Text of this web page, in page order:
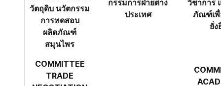
วัตถุดิบ นวัตกรรม
การทดสอบ
ผลิตภัณฑ์
สมุนไพร
กรรมการฝ่ายต่าง
ประเทศ
วิชาการ
ภัณฑ์เพื่
ยั่ง
COMMITTEE
TRADE